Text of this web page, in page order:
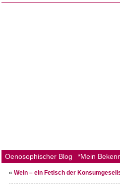
Oenosophischer Blog *Mein
« Wein – ein Fetisch der